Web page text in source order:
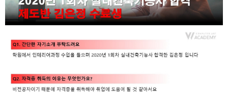
취업패키지
취업지원센터